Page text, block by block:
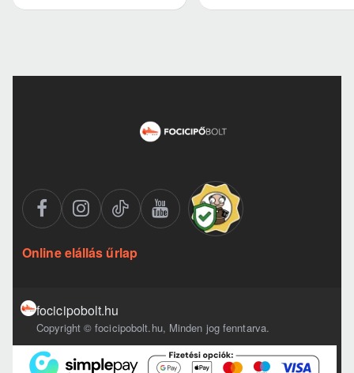
Online elállás űrlap
focicipobolt.hu
Copyright © focicipobolt.hu, Minden jog fenntarva.